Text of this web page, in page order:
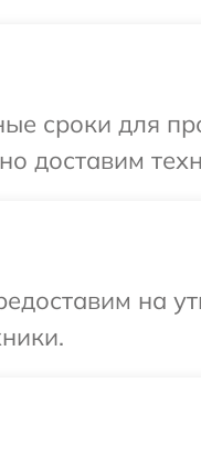
сроки для
доставим
на